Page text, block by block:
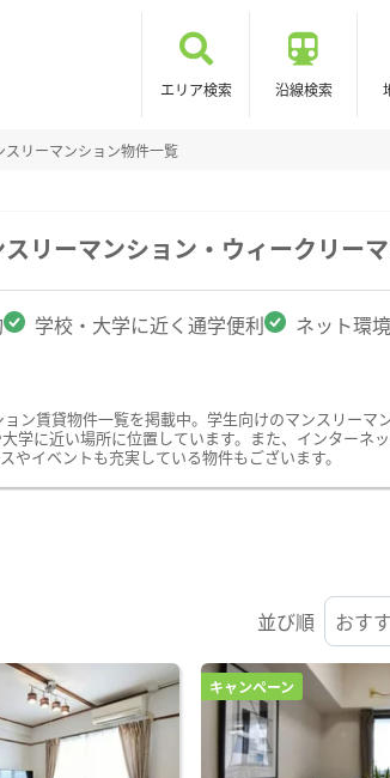
エリア検索 沿線検索
リーマンション物件一覧
リーマンション・ウィークリー
学校・大学に近く通学便利 ネット環
ン賃貸物件一覧を掲載中。学生向けのマンスリー
学に近い場所に位置しています。また、インターネ
イベントも充実している物件もございます。
並び順
キャンペーン